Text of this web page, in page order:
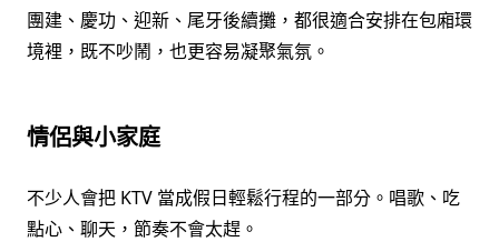
團建、慶功、迎新、尾牙後續攤，都很適合安排在包廂環
境裡，既不吵鬧，也更容易凝聚氣氛。
情侶與小家庭
不少人會把 KTV 當成假日輕鬆行程的一部分。唱歌、吃
點心、聊天，節奏不會太趕。